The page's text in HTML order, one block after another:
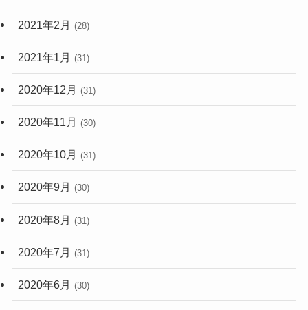
2021年2月 (28)
2021年1月 (31)
2020年12月 (31)
2020年11月 (30)
2020年10月 (31)
2020年9月 (30)
2020年8月 (31)
2020年7月 (31)
2020年6月 (30)